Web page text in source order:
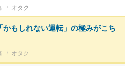
オタク
かもしれない運転」の極みがこち
オタク